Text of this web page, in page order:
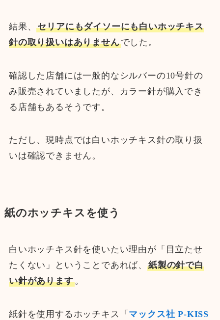
結果、セリアにもダイソーにも白いホッチキス
針の取り扱いはありませんでした。
確認した店舗には一般的なシルバーの10号針の
み販売されていましたが、カラー針が購入でき
る店舗もあるそうです。
ただし、現時点では白いホッチキス針の取り扱
いは確認できません。
紙のホッチキスを使う
白いホッチキス針を使いたい理由が「目立たせ
たくない」ということであれば、紙製の針で白
い針があります。
紙針を使用するホッチキス「 マックス社 P-KISS